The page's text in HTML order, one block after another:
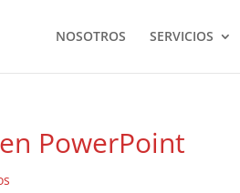
NOSOTROS SERVICIOS
PowerPoint